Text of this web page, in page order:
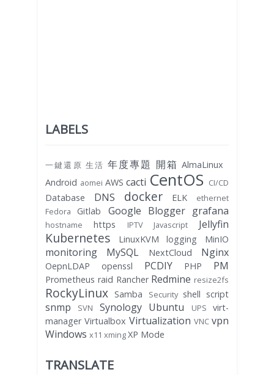
LABELS
一鍵還原 生活 年度專題 開箱 AlmaLinux
Android aomei AWS cacti CentOS CI/CD
Database DNS docker ELK
ethernet
Fedora
Gitlab Google Blogger grafana
hostname https IPTV Javascript Jellyfin
Kubernetes LinuxKVM logging MinIO
monitoring MySQL NextCloud Nginx
OepnLDAP openssl PCDIY PHP PM
Prometheus raid Rancher Redmine resize2fs
RockyLinux Samba Security shell script
snmp SVN Synology Ubuntu UPS
virt-
manager Virtualbox Virtualization VNC vpn
Windows x11 xmingXP Mode
TRANSLATE